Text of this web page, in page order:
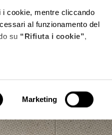
i cookie, mentre cliccando
al funzionamento del
su “Rifiuta i cookie”,
Marketing